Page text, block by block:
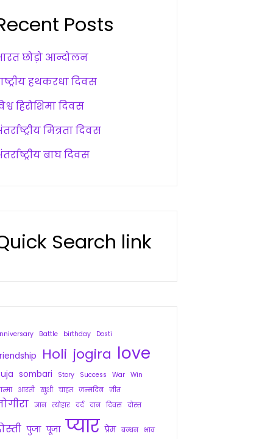
Posts
छोड़ो आन्दोलन
हथकरधा दिवस
हिरोशिमा दिवस
मित्रता दिवस
बाघ दिवस
Search link
Battle birthday Dosti
Holi jogira love
sombari Story Success War
Win
आरती खुशी चाहत जन्मदिन जीत
ज्ञान त्योहार दर्द दान दिवस दोस्त
पुजा पूजा प्यार प्रेम बन्धन भाव